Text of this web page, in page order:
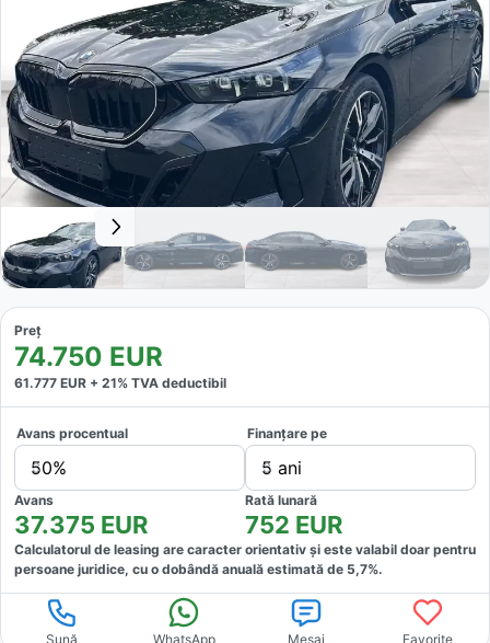
Preț
74.750 EUR
61.777 EUR + 21% TVA deductibil
Avans procentual
50%
Finanțare pe
5 ani
Avans
37.375 EUR
Rată lunară
752 EUR
Calculatorul de leasing are caracter orientativ și este valabil doar pentru
persoane juridice, cu o dobândă anuală estimată de 5,7%.
Sună WhatsApp Mesaj
Favorite